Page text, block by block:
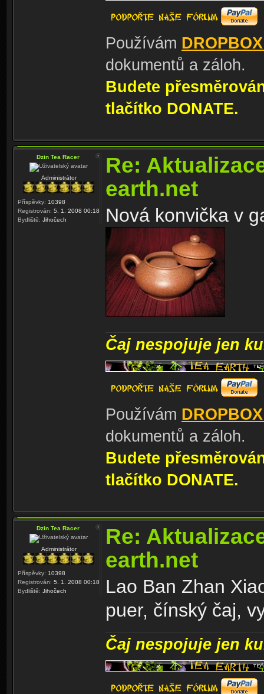
Používám
dokumentů a záloh.
Budete
tlačítko DONATE.
Dzin Tea Racer
Administrátor
Příspěvky: 10398
Registrován: 5. 1. 2008 00:18
Bydliště: Jihočech
Re:
earth.net
Nová konvička v
Čaj nespojuje jen
Používám
dokumentů a záloh.
Budete
tlačítko DONATE.
Dzin Tea Racer
Administrátor
Příspěvky: 10398
Registrován: 5. 1. 2008 00:18
Bydliště: Jihočech
Re:
earth.net
Lao Ban Zhan
puer, čínský čaj,
Čaj nespojuje jen